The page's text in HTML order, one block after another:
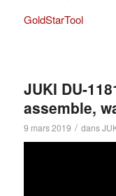
GoldStarTool
JUKI DU-
assemble,
9 mars 2019 / dans